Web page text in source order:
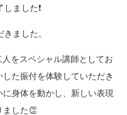
ました❗️
ました。
をスペシャル講師としてお
た振付を体験していただき
身体を動かし、新しい表現
ました👏